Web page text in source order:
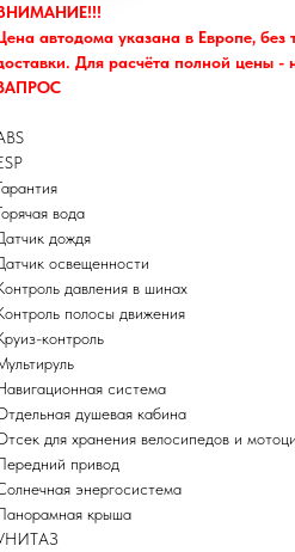
автодома указана в Европе, без
Для расчёта полной цены -
вода
дождя
освещенности
давления в шинах
полосы движения
контроль
система
душевая кабина
для хранения велосипедов и
привод
энергосистема
крыша